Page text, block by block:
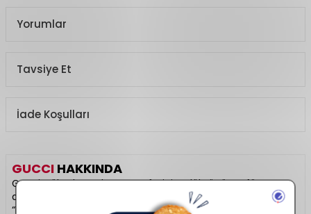
Ürün Açıklaması
Yorumlar
Tavsiye Et
İade Koşulları
GUCCI HAKKINDA
Gucci, yüksek modanın zarafetini ve lüksünü parfüm
dünyasında da hissettiren prestijli bir markadır. “Guilty”,
“Bloom” ve “Flora” serileriyle feminen ve maskülen kokular